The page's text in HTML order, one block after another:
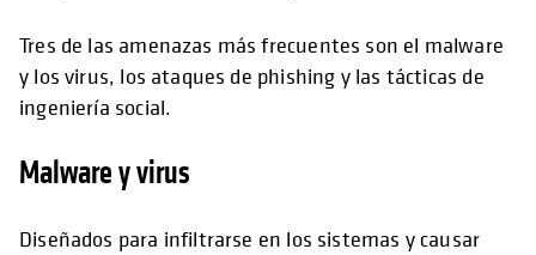
Tres de las amenazas más frecuentes son el malware
y los virus, los ataques de phishing y las tácticas de
ingeniería social.
Malware y virus
Diseñados para infiltrarse en los sistemas y causar